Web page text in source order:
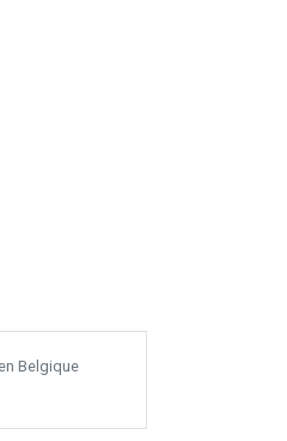
Belgique